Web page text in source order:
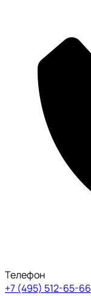
Телефон
+7 (495) 512-65-66